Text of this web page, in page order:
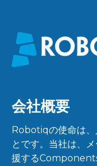
会社概要
Robotiqの使命は、
とです。当社は、
援する